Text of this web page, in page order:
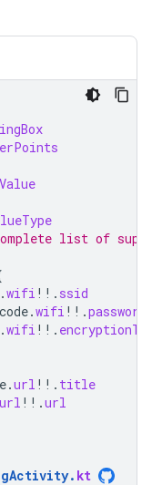
list of
.wifi !! . ssid
.wifi !! .password
.wifi !! .
.url !! . title
url !! .url
. kt